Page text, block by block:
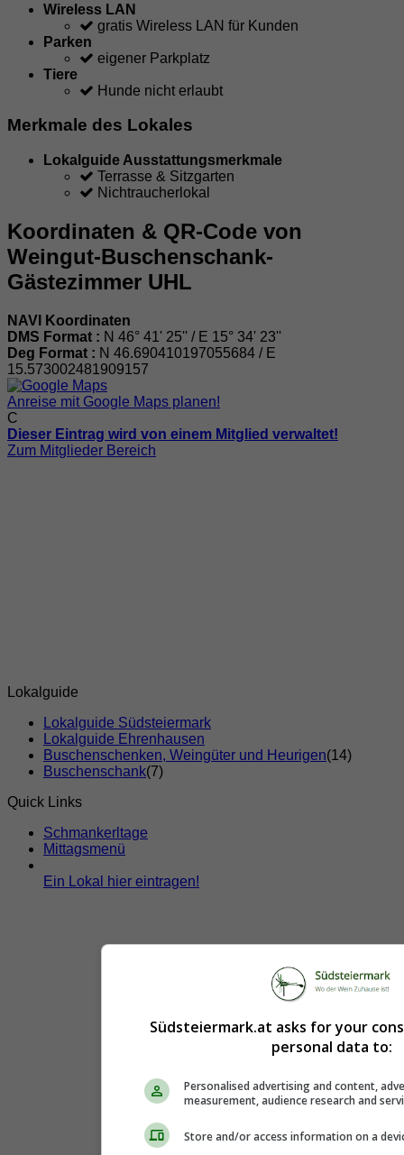
Wireless LAN
gratis Wireless LAN für Kunden
Parken
eigener Parkplatz
Tiere
Hunde nicht erlaubt
Merkmale des Lokales
Lokalguide Ausstattungsmerkmale
Terrasse & Sitzgarten
Nichtraucherlokal
Koordinaten & QR-Code von
Weingut-Buschenschank-
Gästezimmer UHL
NAVI Koordinaten
DMS Format : N 46° 41' 25'' / E 15° 34' 23''
Deg Format : N 46.690410197055684 / E
15.573002481909157
Anreise mit Google Maps planen!
C
Dieser Eintrag wird von einem Mitglied verwaltet!
Zum Mitglieder Bereich
Lokalguide
Lokalguide Südsteiermark
Lokalguide Ehrenhausen
Buschenschenken, Weingüter und Heurigen(14)
Buschenschank(7)
Quick Links
Schmankerltage
Mittagsmenü
Ein Lokal hier eintragen!
Südsteiermark.at asks for your
personal data to:
Personalised advertising and content,
measurement, audience research and
Store and/or access information on a